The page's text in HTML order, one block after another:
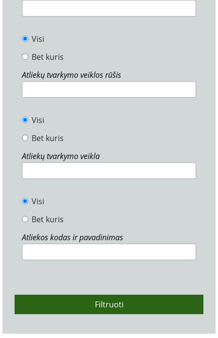
Visi
Bet kuris
Atliekų tvarkymo veiklos rūšis
Visi
Bet kuris
Atliekų tvarkymo veikla
Visi
Bet kuris
Atliekos kodas ir pavadinimas
Filtruoti